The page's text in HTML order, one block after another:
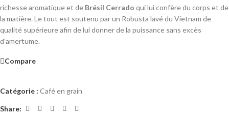
richesse aromatique et de Brésil Cerrado qui lui confère du corps et de
la matière. Le tout est soutenu par un Robusta lavé du Vietnam de
qualité supérieure afin de lui donner de la puissance sans excès
d’amertume.
Compare
Catégorie : Café en grain
Share: